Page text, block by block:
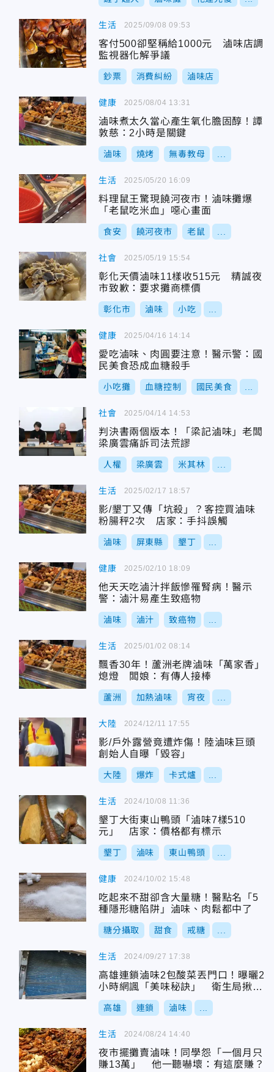
生活
客付500卻堅稱給1000元 滷味店調
監視器化解爭議
鈔票 消費糾紛 滷味店
2025/09/08 09:53
健康
滷味煮太久當心產生氧化膽固醇！譚
敦慈：2小時是關鍵
滷味 燒烤 無毒教母
2025/08/04 13:31
生活
料理鼠王驚現饒河夜市！滷味攤爆
「老鼠吃米血」噁心畫面
食安 饒河夜市 老鼠
2025/05/20 16:09
社會
彰化天價滷味11樣收515元 精誠夜
市致歉：要求攤商標價
彰化市 滷味 小吃
2025/05/19 15:54
健康
愛吃滷味、肉圓要注意！醫示警：國
民美食恐成血糖殺手
小吃攤 血糖控制 國民美食
2025/04/16 14:14
社會
判決書兩個版本！「梁記滷味」老闆
梁廣雲痛訴司法荒謬
人權 梁廣雲 米其林
2025/04/14 14:53
生活
影/墾丁又傳「坑殺」？客控買滷味
粉腸秤2次 店家：手抖誤觸
滷味 屏東縣 墾丁
2025/02/17 18:57
健康
他天天吃滷汁拌飯慘罹腎病！醫示
警：滷汁易產生致癌物
滷味 滷汁 致癌物
2025/02/10 18:09
生活
飄香30年！蘆洲老牌滷味「萬家香」
熄燈 闆娘：有傳人接棒
蘆洲 加熱滷味 宵夜
2025/01/02 08:14
大陸
影/戶外露營竟遭炸傷！陸滷味巨頭
創始人自曝「毀容」
大陸 爆炸 卡式爐
2024/12/11 17:55
生活
墾丁大街東山鴨頭「滷味7樣510
元」 店家：價格都有標示
墾丁 滷味 東山鴨頭
2024/10/08 11:36
健康
吃起來不甜卻含大量糖！醫點名「5
種隱形糖陷阱」滷味、肉鬆都中了
糖分攝取 甜食 戒糖
2024/10/02 15:48
生活
高雄連鎖滷味2包酸菜丟門口！曝曬2
小時網諷「美味秘訣」 衛生局揪5
項缺失
高雄 連鎖 滷味
2024/09/27 17:38
生活
夜市擺攤賣滷味！同學怨「一個月只
賺13萬」 他一聽嚇壞：有這麼賺？
2024/08/24 14:40